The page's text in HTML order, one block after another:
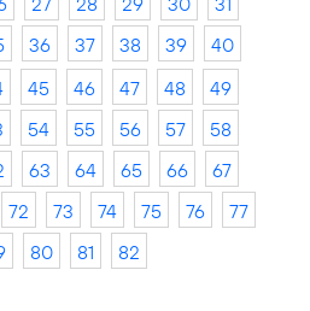
36 37 38 39
40
45 46 47 48
49
54 55 56 57
58
63 64 65 66
67
72 73 74 75 76
77
80 81 82